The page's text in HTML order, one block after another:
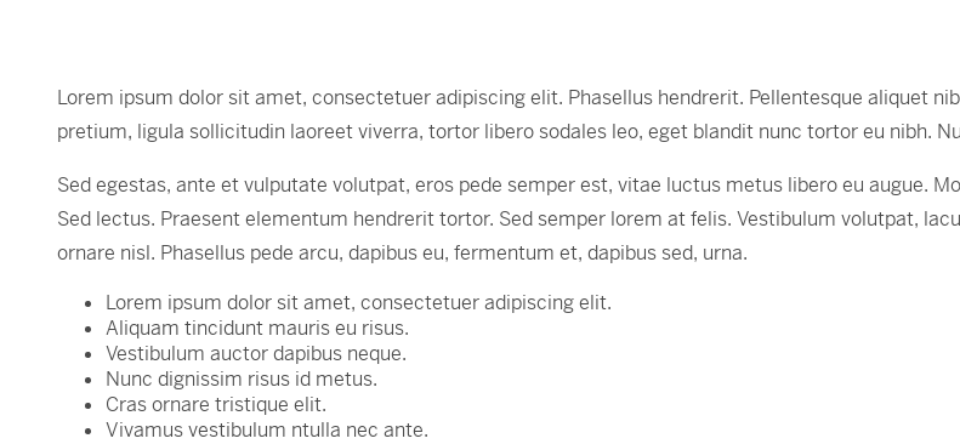
Lorem ipsum dolor sit amet, consectetuer adipiscing elit. Phasellus hendrerit. Pellentesque aliquet
pretium, ligula sollicitudin laoreet viverra, tortor libero sodales leo, eget blandit nunc tortor eu nibh.
Sed egestas, ante et vulputate volutpat, eros pede semper est, vitae luctus metus libero eu augue.
Sed lectus. Praesent elementum hendrerit tortor. Sed semper lorem at felis. Vestibulum volutpat,
ornare nisl. Phasellus pede arcu, dapibus eu, fermentum et, dapibus sed, urna.
Lorem ipsum dolor sit amet, consectetuer adipiscing elit.
Aliquam tincidunt mauris eu risus.
Vestibulum auctor dapibus neque.
Nunc dignissim risus id metus.
Cras ornare tristique elit.
Vivamus vestibulum ntulla nec ante.